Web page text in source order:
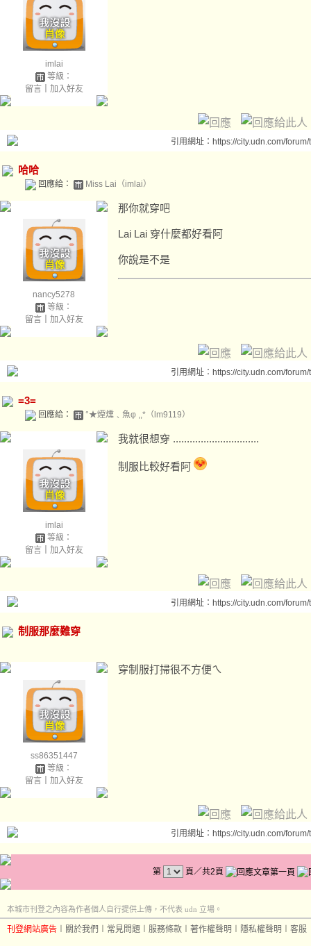
imlai
等級：
留言｜ 加入好友
引用網址：https://city.udn.com/
哈哈
回應給： Miss Lai（imlai）
nancy5278
等級：
留言｜ 加入好友
那你就穿吧
Lai Lai 穿什麼都好看阿
你說是不是
引用網址：https://city.udn.com/
=3=
回應給： °★煙燻﹑魚φ ,,*（lm9119）
imlai
等級：
留言｜ 加入好友
我就很想穿 ...............................
制服比較好看阿
引用網址：https://city.udn.com/
制服那麼難穿
ss86351447
等級：
留言｜ 加入好友
穿制服打掃很不方便ㄟ
引用網址：https://city.udn.com/
第 頁／共2頁
本城市刊登之內容為作者個人自行提供上傳，不代表 udn 立場。
刊登網站廣告 關於我們 常見問題 服務條款 著作權聲明 隱私權聲明 客服